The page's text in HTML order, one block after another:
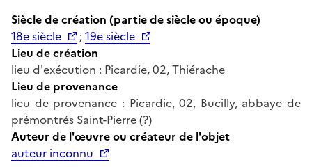
Siècle de création (partie de siècle ou époque)
18e siècle
;19e siècle
Lieu de création
lieu d'exécution : Picardie, 02, Thiérache
Lieu de provenance
lieu de provenance : Picardie, 02, Bucilly, abbaye de
prémontrés Saint-Pierre (?)
Auteur de l'œuvre ou créateur de l'objet
auteur inconnu